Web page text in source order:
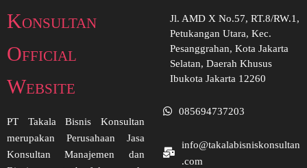
Konsultan
Official
Website
PT Takala Bisnis Konsultan
merupakan Perusahaan Jasa
Konsultan Manajemen dan
Jl. AMD X No.57, RT.8/RW.1,
Petukangan Utara, Kec.
Pesanggrahan, Kota Jakarta
Selatan, Daerah Khusus
Ibukota Jakarta 12260
085694737203
info@takalabisniskonsultan
.com